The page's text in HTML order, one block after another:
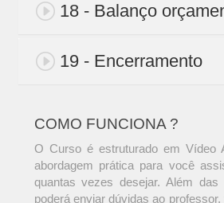
18 - Balanço
19 - Encerramento
COMO FUNCIONA ?
O Curso é estruturado em Vídeo
abordagem prática para você
quantas vezes desejar. Além
poderá enviar dúvidas ao